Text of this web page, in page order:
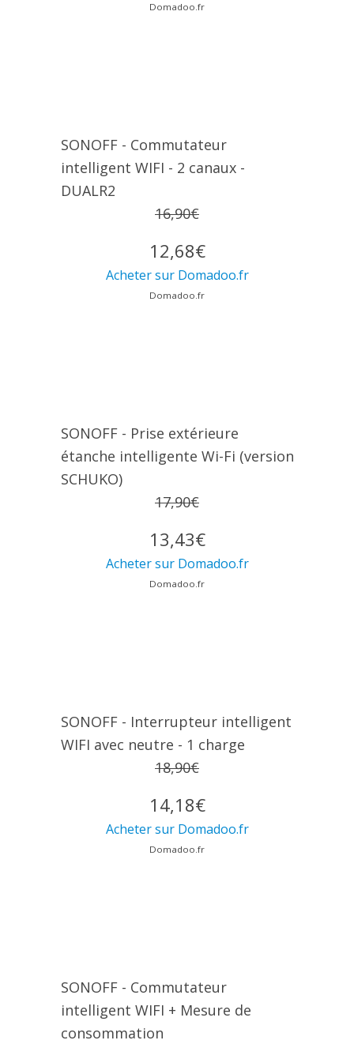
Domadoo.fr
SONOFF - Commutateur
intelligent WIFI - 2 canaux -
DUALR2
16,90€
12,68€
Acheter sur Domadoo.fr
Domadoo.fr
SONOFF - Prise extérieure
étanche intelligente Wi-Fi (version
SCHUKO)
17,90€
13,43€
Acheter sur Domadoo.fr
Domadoo.fr
SONOFF - Interrupteur intelligent
WIFI avec neutre - 1 charge
18,90€
14,18€
Acheter sur Domadoo.fr
Domadoo.fr
SONOFF - Commutateur
intelligent WIFI + Mesure de
consommation